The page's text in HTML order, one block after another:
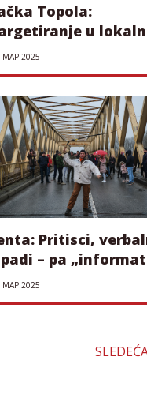
Topola:
u
oružje za
МАР 2025
Pritisci,
– pa
u policiji
МАР 2025